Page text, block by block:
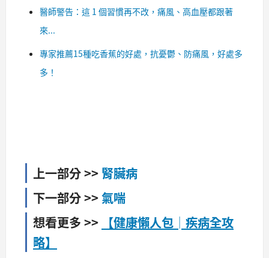
醫師警告：這 1 個習慣再不改，痛風、高血壓都跟著
來...
專家推薦15種吃香蕉的好處，抗憂鬱、防痛風，好處多
多！
上一部分 >> 腎臟病
下一部分 >>氣喘
想看更多 >> 【健康懶人包│疾病全攻
略】